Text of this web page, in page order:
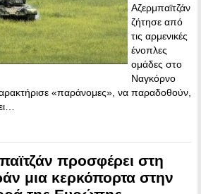
Αζερμπαϊτζάν
ζήτησε από
τις αρμενικές
ένοπλες
ομάδες στο
Ναγκόρνο
«παράνομες», να παραδοθούν,
προσφέρει στη
μια κερκόπορτα στην